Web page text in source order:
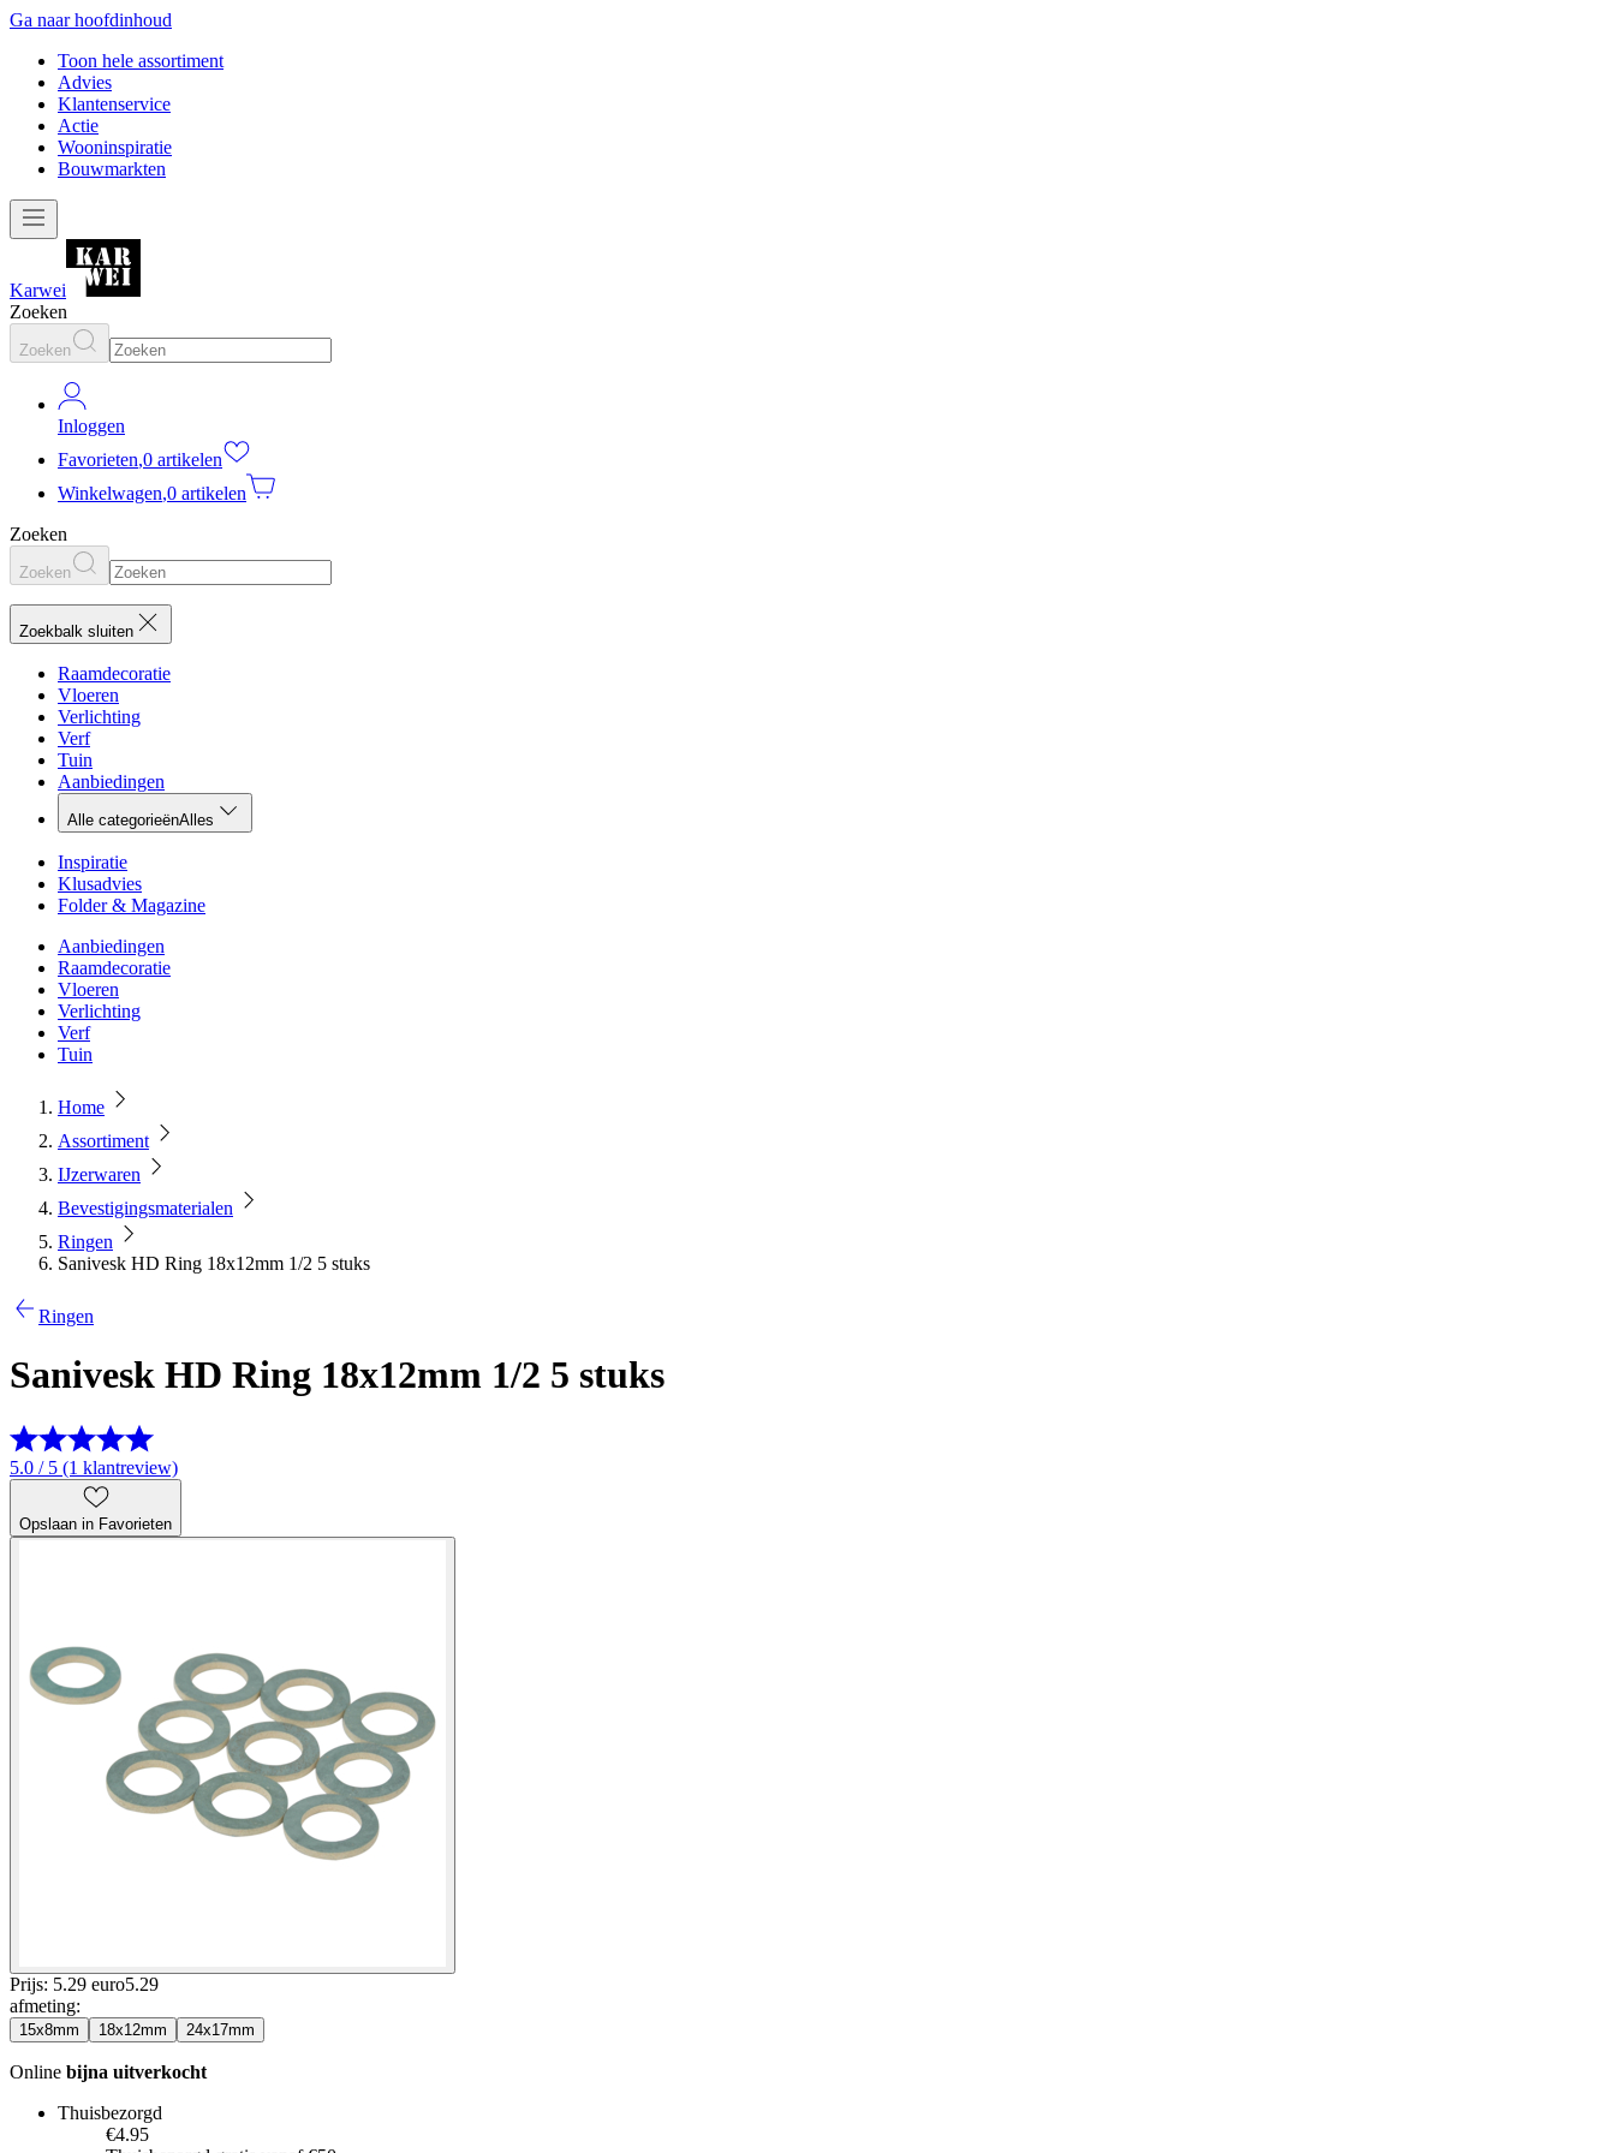
Ga naar hoofdinhoud
Toon hele assortiment
Advies
Klantenservice
Actie
Wooninspiratie
Bouwmarkten
Karwei
Zoeken
Zoeken
Inloggen
Favorieten,0 artikelen
Winkelwagen,0 artikelen
Zoeken
Zoeken
Zoekbalk sluiten
Raamdecoratie
Vloeren
Verlichting
Verf
Tuin
Aanbiedingen
Alle categorieënAlles
Inspiratie
Klusadvies
Folder & Magazine
Aanbiedingen
Raamdecoratie
Vloeren
Verlichting
Verf
Tuin
Home
Assortiment
IJzerwaren
Bevestigingsmaterialen
Ringen
Sanivesk HD Ring 18x12mm 1/2 5 stuks
Ringen
Sanivesk HD Ring 18x12mm 1/2 5 stuks
5.0 / 5 (1 klantreview)
Opslaan in Favorieten
Prijs: 5.29 euro5.29
afmeting:
15x8mm 18x12mm 24x17mm
Online bijna uitverkocht
Thuisbezorgd
€4.95